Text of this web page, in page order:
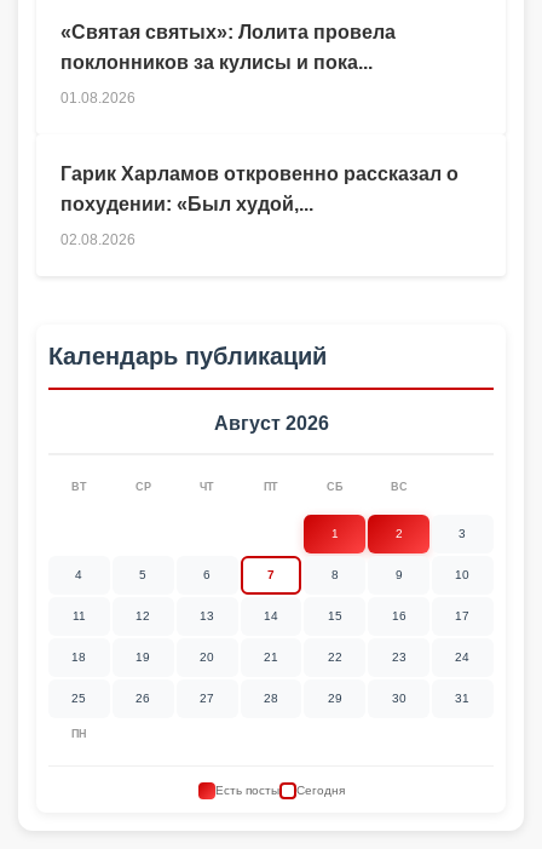
Гарик Харламов откровенно рассказал о
похудении: «Был худой,...
02.08.2026
«Святая святых»: Лолита провела
поклонников за кулисы и пока...
01.08.2026
Календарь публикаций
Август 2026
ПН
ВТ СР ЧТ ПТ СБ ВС
1 2 3
4 5 6 7 8 9 10
11 12 13 14 15 16 17
18 19 20 21 22 23 24
25 26 27 28 29 30 31
Есть посты Сегодня